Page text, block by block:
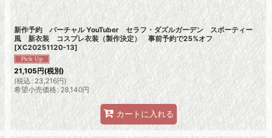
新作予約 バーチャル YouTuber セラフ・ダズルガーデン スポーティー
風 新衣装 コスプレ衣装（製作決定） 事前予約で25%オフ
[XC20251120-13]
21,105円(税別)
(税込: 23,216円)
希望小売価格: 28,140円
カートに入れる